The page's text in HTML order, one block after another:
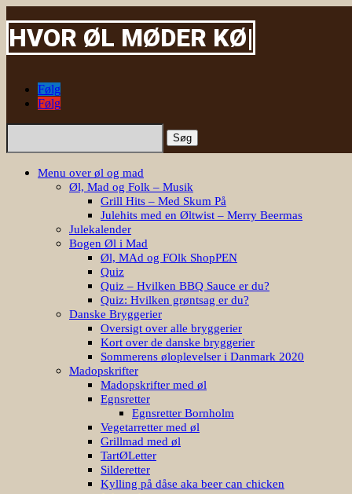
|
Følg
Følg
Søg
Menu over øl og mad
Øl, Mad og Folk – Musik
Grill Hits – Med Skum På
Julehits med en Øltwist – Merry Beermas
Julekalender
Bogen Øl i Mad
Øl, MAd og FOlk ShopPEN
Quiz
Quiz – Hvilken BBQ Sauce er du?
Quiz: Hvilken grøntsag er du?
Danske Bryggerier
Oversigt over alle bryggerier
Kort over de danske bryggerier
Sommerens øloplevelser i Danmark 2020
Madopskrifter
Madopskrifter med øl
Egnsretter
Egnsretter Bornholm
Vegetarretter med øl
Grillmad med øl
TartØLetter
Silderetter
Kylling på dåse aka beer can chicken